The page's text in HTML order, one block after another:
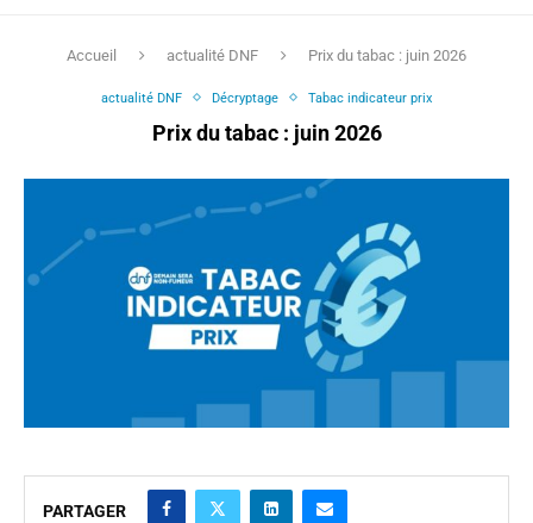
Accueil actualité DNF Prix du tabac : juin 2026
actualité DNF Décryptage Tabac indicateur prix
Prix du tabac : juin 2026
PARTAGER